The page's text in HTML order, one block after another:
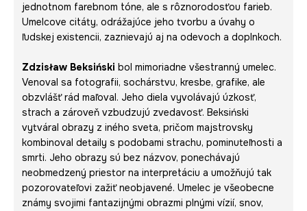
jednotnom farebnom tóne, ale s rôznorodosťou farieb.
Umelcove citáty, odrážajúce jeho tvorbu a úvahy o
ľudskej existencii, zaznievajú aj na odevoch a doplnkoch.
Zdzisław Beksiński bol mimoriadne všestranný umelec.
Venoval sa fotografii, sochárstvu, kresbe, grafike, ale
obzvlášť rád maľoval. Jeho diela vyvolávajú úzkosť,
strach a zároveň vzbudzujú zvedavosť. Beksiński
vytváral obrazy z iného sveta, pričom majstrovsky
kombinoval detaily s podobami strachu, pominuteľnosti a
smrti. Jeho obrazy sú bez názvov, ponechávajú
neobmedzený priestor na interpretáciu a umožňujú tak
pozorovateľovi zažiť neobjavené. Umelec je všeobecne
známy svojimi fantazijnými obrazmi plnými vízií, snov,